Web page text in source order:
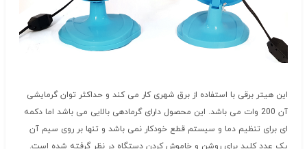
این هیتر برقی با استفاده از برق شهری کار می کند و حداکثر توان گرمایشی
آن 200 وات می باشد. این محصول دارای گرمادهی بالایی می باشد اما دکمه
ای برای تنظیم دما و سیستم قطع خودکار نمی باشد و تنها بر روی سیم آن
یک عدد کلید برای روشن و خاموش کردن دستگاه در نظر گرفته شده است.